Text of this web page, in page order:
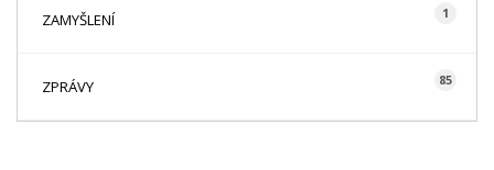
ZAMYŠLENÍ 1
ZPRÁVY 85